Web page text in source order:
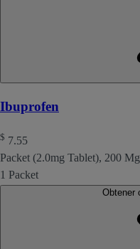
Ibuprofen
$ 7.55
Packet (2.0mg Tablet), 200 Mg
1 Packet